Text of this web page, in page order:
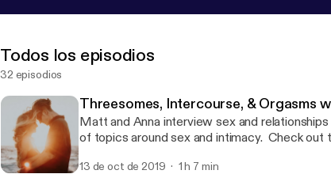
Todos los episodios
32 episodios
Threesomes, Intercourse, & Orgasms
Matt and Anna interview sex and
of topics around sex and intimacy. Check out
13 de oct de 2019 1 h 7 min